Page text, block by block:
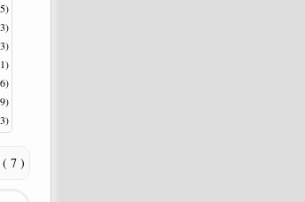
( 7 )